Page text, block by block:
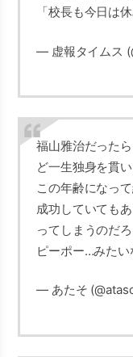
「校長も今日は
— 虚報タイムス
福山雅治だった
ど一生独身を貫
この年齢になっ
成功していても
ってしまうのだ
ピーポー…みた
— あたそ